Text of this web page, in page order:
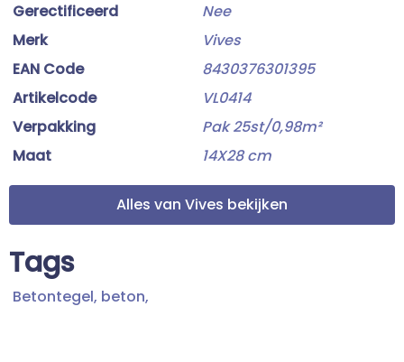
Gerectificeerd
Nee
Merk
Vives
EAN Code
8430376301395
Artikelcode
VL0414
Verpakking
Pak 25st/0,98m²
Maat
14X28 cm
Alles van Vives bekijken
Tags
Betontegel, beton,